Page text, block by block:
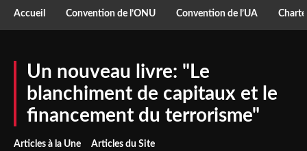
Accueil Convention de l’ONU Convention de l’UA
Un nouveau livre: "Le
blanchiment de capitaux et le
financement du terrorisme"
Articles à la Une Articles du Site